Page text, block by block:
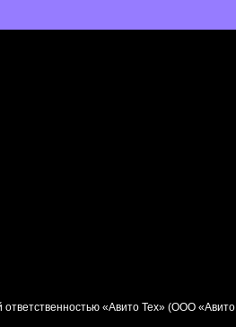
ответственностью «Авито Тех» (ООО «Авито